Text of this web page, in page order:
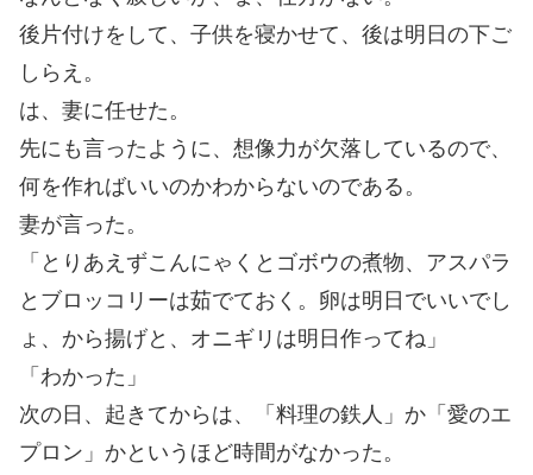
後片付けをして、子供を寝かせて、後は明日の下ご
しらえ。
は、妻に任せた。
先にも言ったように、想像力が欠落しているので、
何を作ればいいのかわからないのである。
妻が言った。
「とりあえずこんにゃくとゴボウの煮物、アスパラ
とブロッコリーは茹でておく。卵は明日でいいでし
ょ、から揚げと、オニギリは明日作ってね」
「わかった」
次の日、起きてからは、「料理の鉄人」か「愛のエ
プロン」かというほど時間がなかった。